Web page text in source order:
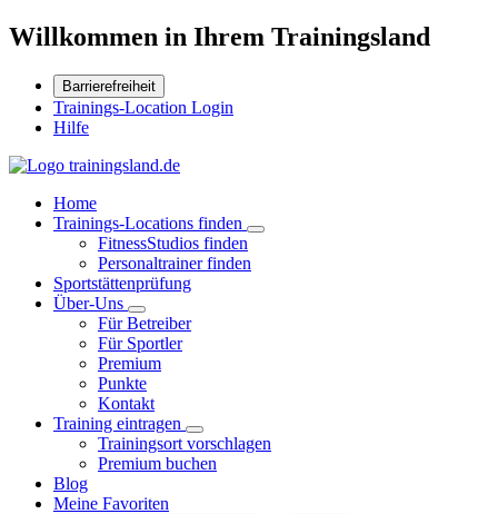
Willkommen in Ihrem Trainingsland
Barrierefreiheit
Trainings-Location Login
Hilfe
Home
Trainings-Locations finden
FitnessStudios finden
Personaltrainer finden
Sportstättenprüfung
Über-Uns
Für Betreiber
Für Sportler
Premium
Punkte
Kontakt
Training eintragen
Trainingsort vorschlagen
Premium buchen
Blog
Meine Favoriten